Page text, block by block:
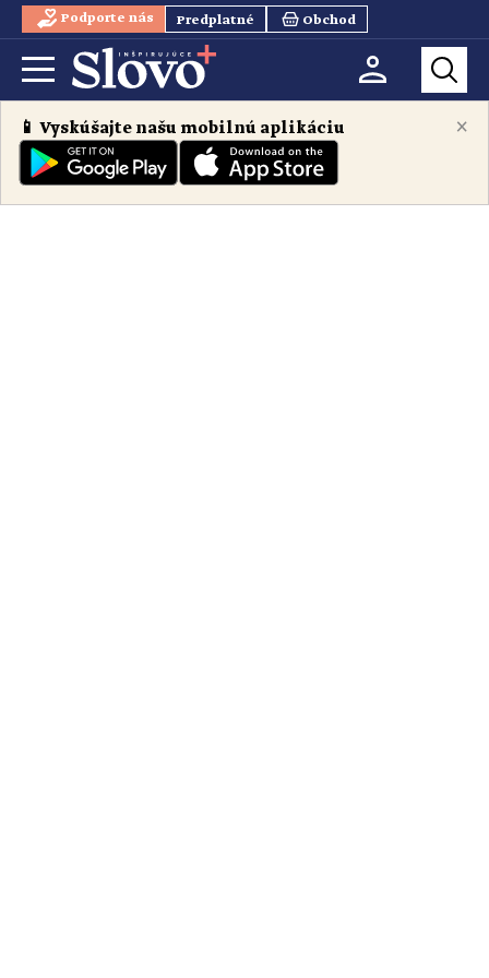
Podporte nás Predplatné Obchod
×
📱 Vyskúšajte našu mobilnú aplikáciu